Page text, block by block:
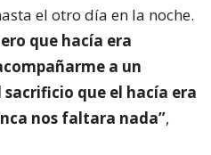
el otro día en la noche.
que hacía era
a un
que el hacía era
nos faltara nada”,